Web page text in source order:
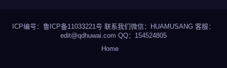
ICP编号： 鲁ICP备11033221号 联系我们微信：HUAMUSANG 客服：
edit@qdhuwai.com QQ： 154524805
Home